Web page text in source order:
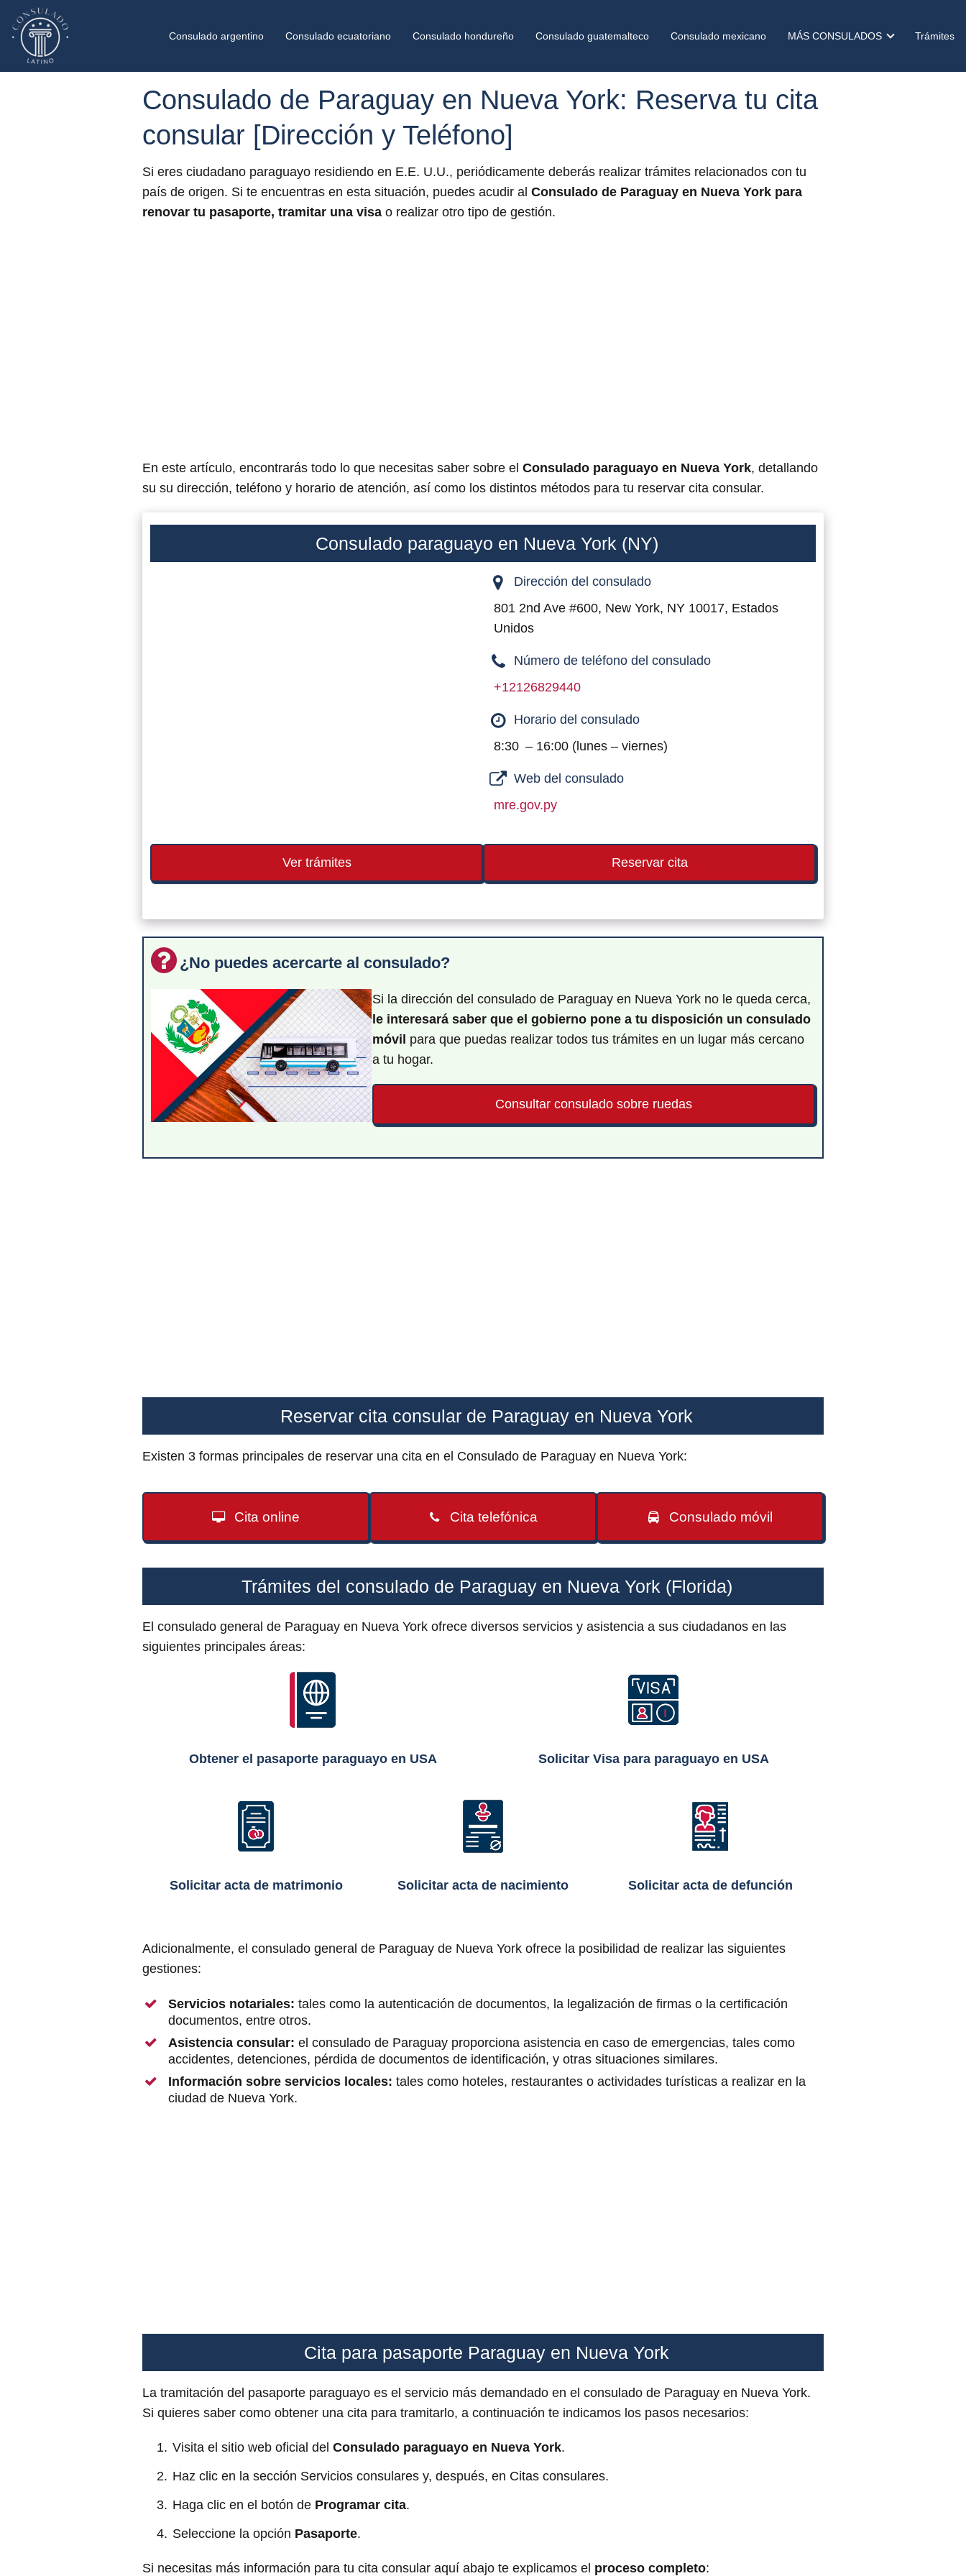
Consulado argentino Consulado ecuatoriano Consulado hondureño Consulado guatemalteco Consulado mexicano MÁS CONSULADOS Trámites
Consulado de Paraguay en Nueva York: Reserva tu cita
consular [Dirección y Teléfono]
Si eres ciudadano paraguayo residiendo en E.E. U.U., periódicamente deberás realizar trámites relacionados con tu
país de origen. Si te encuentras en esta situación, puedes acudir al Consulado de Paraguay en Nueva York para
renovar tu pasaporte, tramitar una visa o realizar otro tipo de gestión.
En este artículo, encontrarás todo lo que necesitas saber sobre el Consulado paraguayo en Nueva York, detallando
su su dirección, teléfono y horario de atención, así como los distintos métodos para tu reservar cita consular.
Consulado paraguayo en Nueva York (NY)
Dirección del consulado
801 2nd Ave #600, New York, NY 10017, Estados
Unidos
Número de teléfono del consulado
+12126829440
Horario del consulado
8:30 – 16:00 (lunes – viernes)
Web del consulado
mre.gov.py
Ver trámites Reservar cita
¿No puedes acercarte al consulado?
Si la dirección del consulado de Paraguay en Nueva York no le queda cerca,
le interesará saber que el gobierno pone a tu disposición un consulado
móvil para que puedas realizar todos tus trámites en un lugar más cercano
a tu hogar.
Consultar consulado sobre ruedas
Reservar cita consular de Paraguay en Nueva York
Existen 3 formas principales de reservar una cita en el Consulado de Paraguay en Nueva York:
Cita online Cita telefónica Consulado móvil
Trámites del consulado de Paraguay en Nueva York (Florida)
El consulado general de Paraguay en Nueva York ofrece diversos servicios y asistencia a sus ciudadanos en las
siguientes principales áreas:
Obtener el pasaporte paraguayo en USA Solicitar Visa para paraguayo en USA
Solicitar acta de matrimonio Solicitar acta de nacimiento Solicitar acta de defunción
Adicionalmente, el consulado general de Paraguay de Nueva York ofrece la posibilidad de realizar las siguientes
gestiones:
Servicios notariales: tales como la autenticación de documentos, la legalización de firmas o la certificación
documentos, entre otros.
Asistencia consular: el consulado de Paraguay proporciona asistencia en caso de emergencias, tales como
accidentes, detenciones, pérdida de documentos de identificación, y otras situaciones similares.
Información sobre servicios locales: tales como hoteles, restaurantes o actividades turísticas a realizar en la
ciudad de Nueva York.
Cita para pasaporte Paraguay en Nueva York
La tramitación del pasaporte paraguayo es el servicio más demandado en el consulado de Paraguay en Nueva York.
Si quieres saber como obtener una cita para tramitarlo, a continuación te indicamos los pasos necesarios:
Visita el sitio web oficial del Consulado paraguayo en Nueva York.
Haz clic en la sección Servicios consulares y, después, en Citas consulares.
Haga clic en el botón de Programar cita.
Seleccione la opción Pasaporte.
Si necesitas más información para tu cita consular aquí abajo te explicamos el proceso completo: